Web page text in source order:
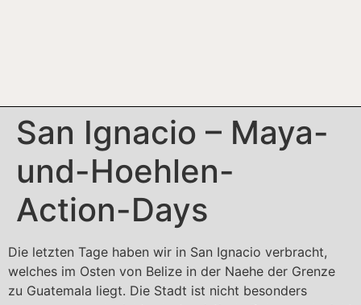
San Ignacio – Maya-
und-Hoehlen-
Action-Days
Die letzten Tage haben wir in San Ignacio verbracht,
welches im Osten von Belize in der Naehe der Grenze
zu Guatemala liegt. Die Stadt ist nicht besonders